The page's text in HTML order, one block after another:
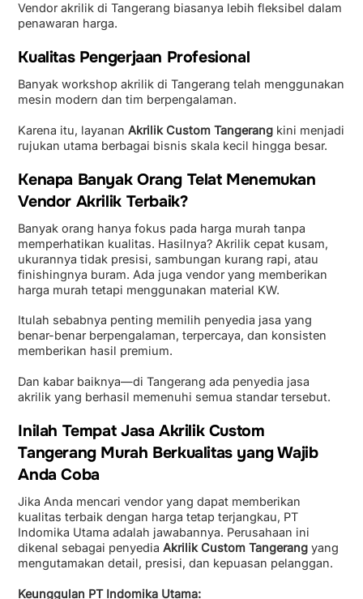
Vendor akrilik di Tangerang biasanya lebih fleksibel dalam
penawaran harga.
Kualitas Pengerjaan Profesional
Banyak workshop akrilik di Tangerang telah menggunakan
mesin modern dan tim berpengalaman.
Karena itu, layananAkrilik Custom Tangerang kini menjadi
rujukan utama berbagai bisnis skala kecil hingga besar.
Kenapa Banyak Orang Telat Menemukan
Vendor Akrilik Terbaik?
Banyak orang hanya fokus pada harga murah tanpa
memperhatikan kualitas. Hasilnya? Akrilik cepat kusam,
ukurannya tidak presisi, sambungan kurang rapi, atau
finishingnya buram. Ada juga vendor yang memberikan
harga murah tetapi menggunakan material KW.
Itulah sebabnya penting memilih penyedia jasa yang
benar-benar berpengalaman, terpercaya, dan konsisten
memberikan hasil premium.
Dan kabar baiknya—di Tangerang ada penyedia jasa
akrilik yang berhasil memenuhi semua standar tersebut.
Inilah Tempat Jasa Akrilik Custom
Tangerang Murah Berkualitas yang Wajib
Anda Coba
Jika Anda mencari vendor yang dapat memberikan
kualitas terbaik dengan harga tetap terjangkau, PT
Indomika Utama adalah jawabannya. Perusahaan ini
dikenal sebagai penyediaAkrilik Custom Tangerang yang
mengutamakan detail, presisi, dan kepuasan pelanggan.
Keunggulan PT Indomika Utama: